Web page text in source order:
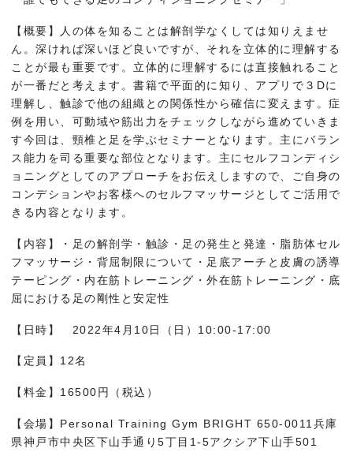
【概要】人の体を知ることは解剖学なくしては知りえませ
ん。深ければ深いほど良いですが、それを立体的に理解する
ことが最も重要です。立体的に理解するには直接触れること
が一番だと考えます。書籍で平面的に知り、アプリで３Dに
理解し、触診で他の組織との関係性から確信に変えます。症
例を用い、可動域や筋出力をチェックしながら進めていきま
す今回は、頸椎と足を学ぶセミナーとなります。主にバラン
ス能力を司る重要な部位となります。主にセルフコンディシ
ョニングとしてのアプローチをお伝えしますので、ご自身の
コンデションやお客様へのセルフマッサージとしてご活用で
きる内容となります。
【内容】・足の解剖学・触診・足の発生と発達・脂肪体セル
フマッサージ・背屈制限について・足底アーチと皮膚の誘導
テーピング・内在筋トレーニング・外在筋トレーニング・底
屈における足の剛性と安定性
【日時】 2022年4月10日（日）10:00-17:00
【定員】12名
【料金】16500円（税込）
【会場】Personal Training Gym BRIGHT 650-0011兵庫
県神戸市中央区下山手通り5丁目1-5アクシア下山手501